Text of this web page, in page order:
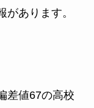
あります。
差値67の高校